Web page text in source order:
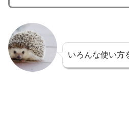
いろんな使い方